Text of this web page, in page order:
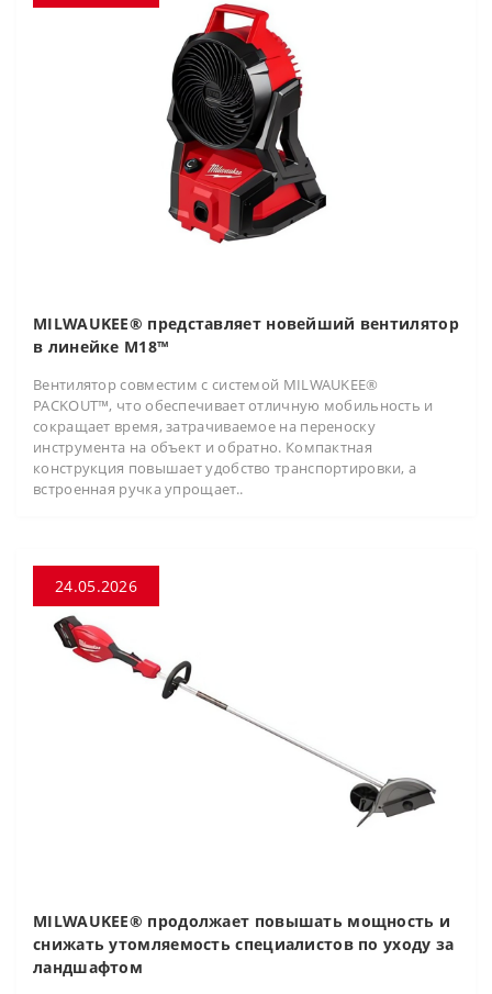
MILWAUKEE® представляет новейший вентилятор
в линейке M18™
Вентилятор совместим с системой MILWAUKEE®
PACKOUT™, что обеспечивает отличную мобильность и
сокращает время, затрачиваемое на переноску
инструмента на объект и обратно. Компактная
конструкция повышает удобство транспортировки, а
встроенная ручка упрощает..
24.05.2026
MILWAUKEE® продолжает повышать мощность и
снижать утомляемость специалистов по уходу за
ландшафтом